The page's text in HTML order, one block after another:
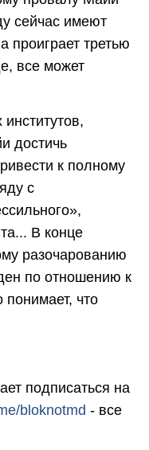
сейчас имеют
проиграет третью
все может
достичь
к полному
с
В конце
разочарованию
по отношению к
понимает, что
подписаться на
bloknotmd - все